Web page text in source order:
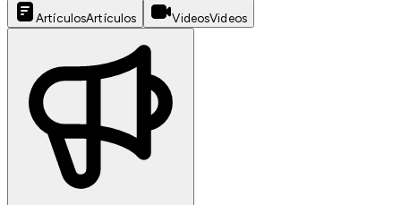
ArtículosArtículos VideosVideos